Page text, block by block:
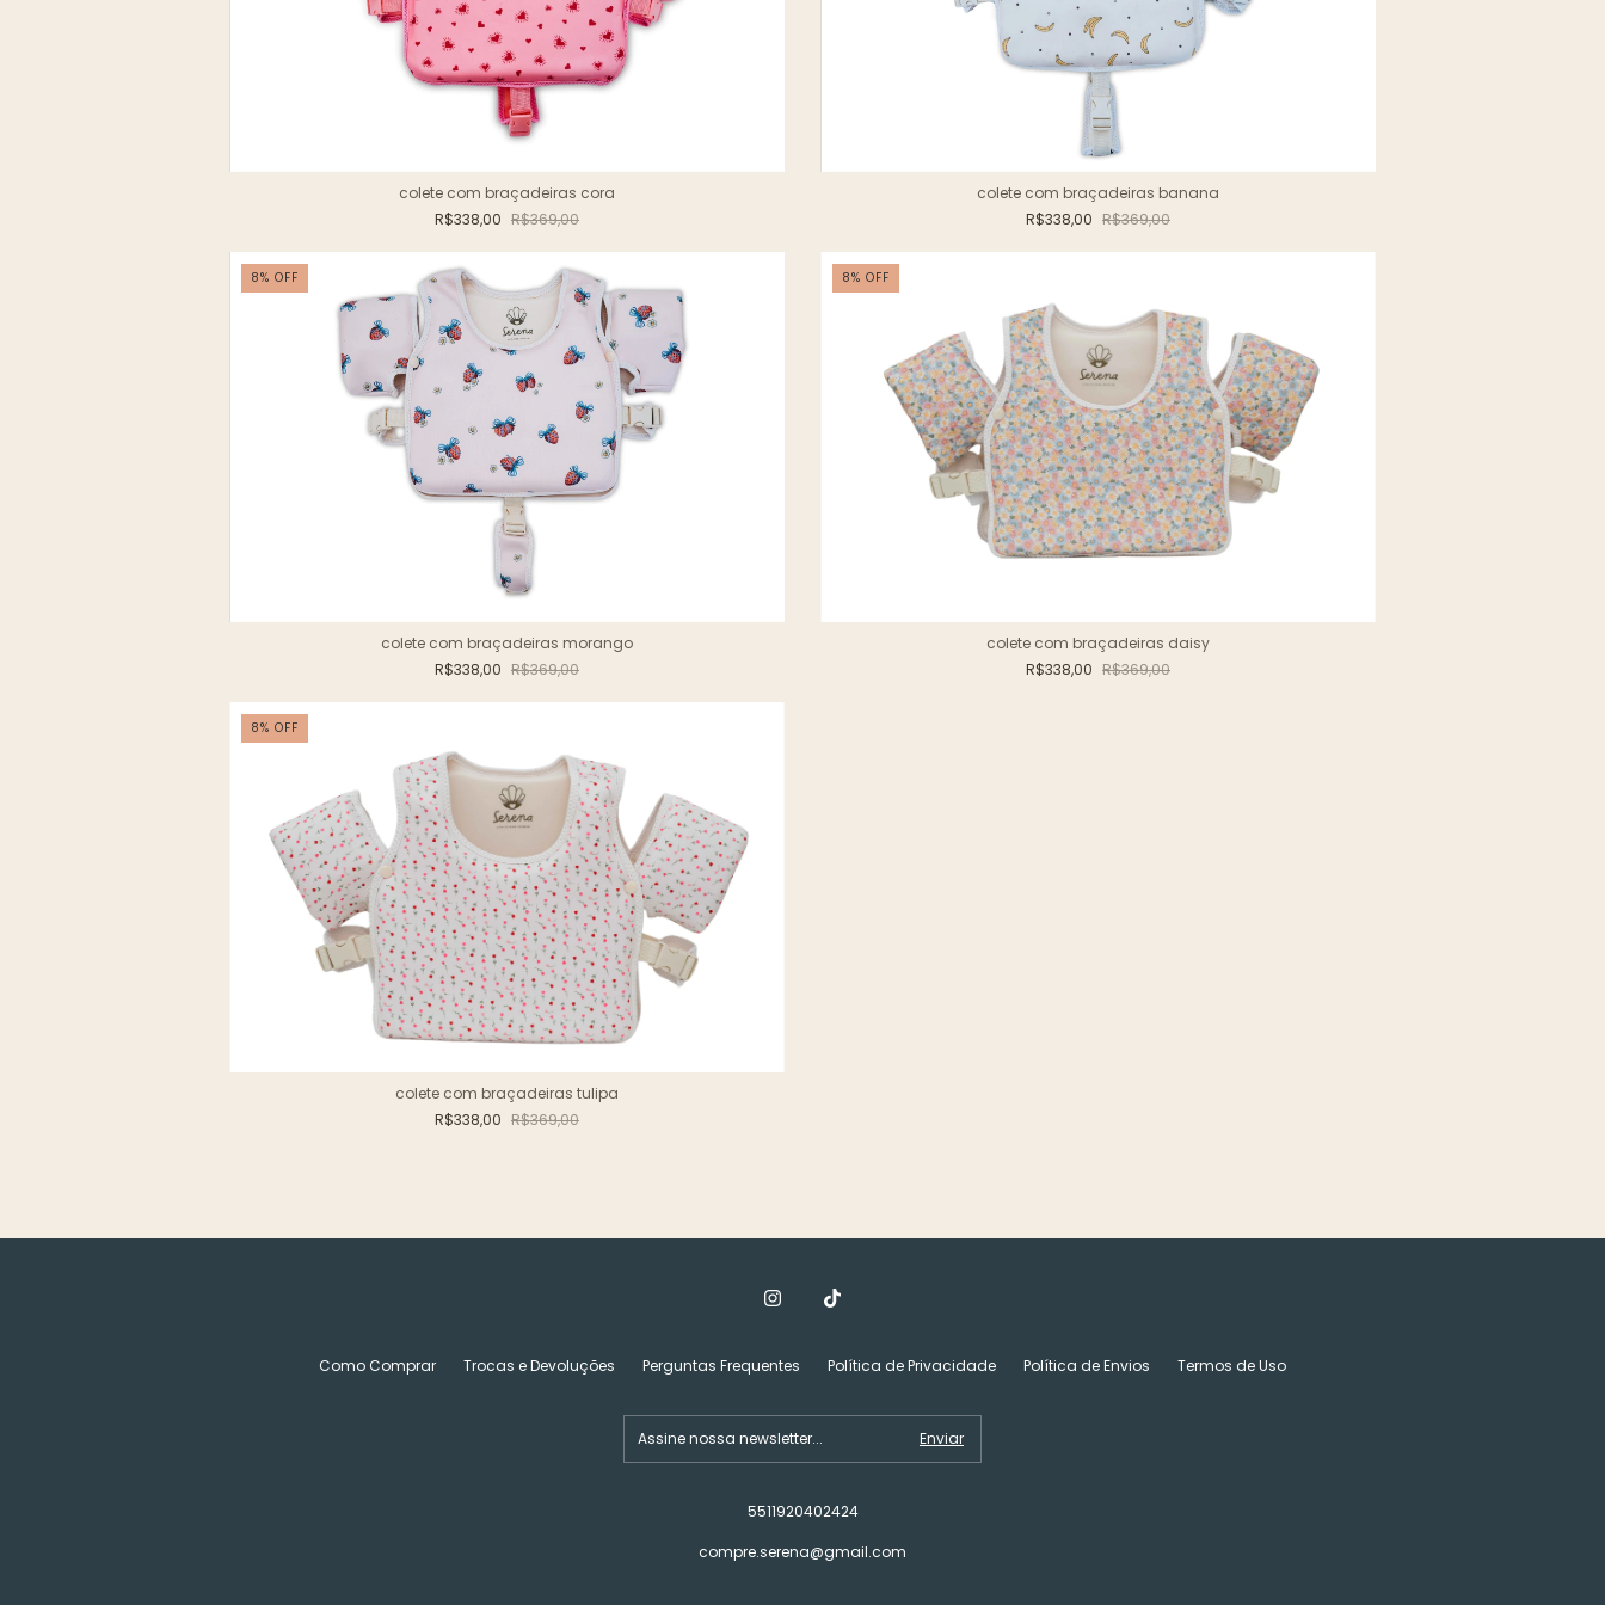
colete com braçadeiras cora
R$338,00 R$369,00
colete com braçadeiras banana
R$338,00 R$369,00
8% OFF
colete com braçadeiras morango
R$338,00 R$369,00
8% OFF
colete com braçadeiras daisy
R$338,00 R$369,00
8% OFF
colete com braçadeiras tulipa
R$338,00 R$369,00
Como Comprar Trocas e Devoluções Perguntas Frequentes Política de Privacidade Política de Envios Termos de Uso
5511920402424
compre.serena@gmail.com